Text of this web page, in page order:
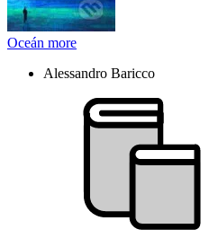
Oceán more
Alessandro Baricco